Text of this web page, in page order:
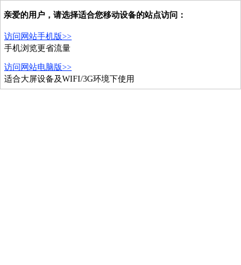
亲爱的用户，请选择适合您移动设备的站点访问：
访问网站手机版>>
手机浏览更省流量
访问网站电脑版>>
适合大屏设备及WIFI/3G环境下使用